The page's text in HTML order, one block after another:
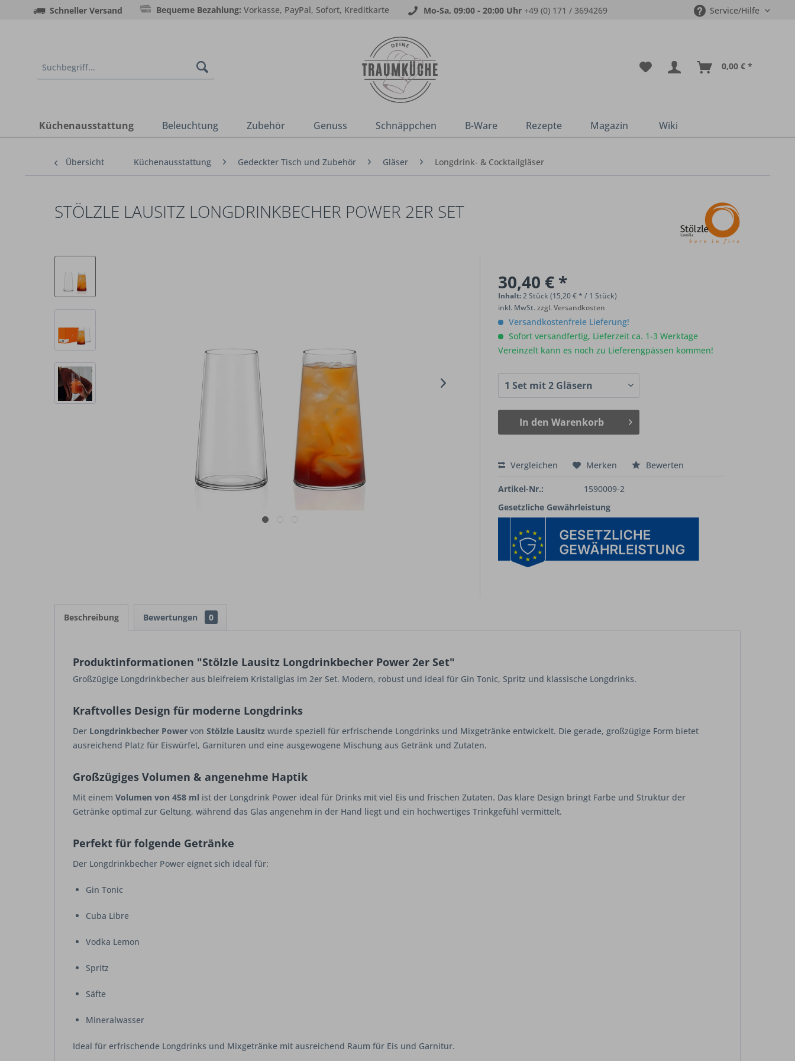
Schneller Versand Bequeme Bezahlung: Vorkasse, PayPal, Sofort, Kreditkarte Mo-Sa, 09:00 - 20:00 Uhr +49 (0) 171 / 3694269 Service/Hilfe
0,00 € *
Küchenausstattung Beleuchtung Zubehör Genuss Schnäppchen B-Ware Rezepte Magazin Wiki
Übersicht Küchenausstattung Gedeckter Tisch und Zubehör Gläser Longdrink- & Cocktailgläser
STÖLZLE LAUSITZ LONGDRINKBECHER POWER 2ER SET
30,40 € *
Inhalt:2 Stück (15,20 € * / 1 Stück)
inkl. MwSt.zzgl. Versandkosten
Versandkostenfreie Lieferung!
Sofort versandfertig, Lieferzeit ca. 1-3 Werktage
Vereinzelt kann es noch zu Lieferengpässen kommen!
In den Warenkorb
Vergleichen Merken Bewerten
Artikel-Nr.:
1590009-2
Gesetzliche Gewährleistung
Beschreibung Bewertungen 0
Produktinformationen "Stölzle Lausitz Longdrinkbecher Power 2er Set"
Großzügige Longdrinkbecher aus bleifreiem Kristallglas im 2er Set. Modern, robust und ideal für Gin Tonic, Spritz und klassische Longdrinks.
Kraftvolles Design für moderne Longdrinks
Der Longdrinkbecher Power von Stölzle Lausitz wurde speziell für erfrischende Longdrinks und Mixgetränke entwickelt. Die gerade, großzügige Form bietet
ausreichend Platz für Eiswürfel, Garnituren und eine ausgewogene Mischung aus Getränk und Zutaten.
Großzügiges Volumen & angenehme Haptik
Mit einem Volumen von 458 ml ist der Longdrink Power ideal für Drinks mit viel Eis und frischen Zutaten. Das klare Design bringt Farbe und Struktur der
Getränke optimal zur Geltung, während das Glas angenehm in der Hand liegt und ein hochwertiges Trinkgefühl vermittelt.
Perfekt für folgende Getränke
Der Longdrinkbecher Power eignet sich ideal für:
Gin Tonic
Cuba Libre
Vodka Lemon
Spritz
Säfte
Mineralwasser
Ideal für erfrischende Longdrinks und Mixgetränke mit ausreichend Raum für Eis und Garnitur.